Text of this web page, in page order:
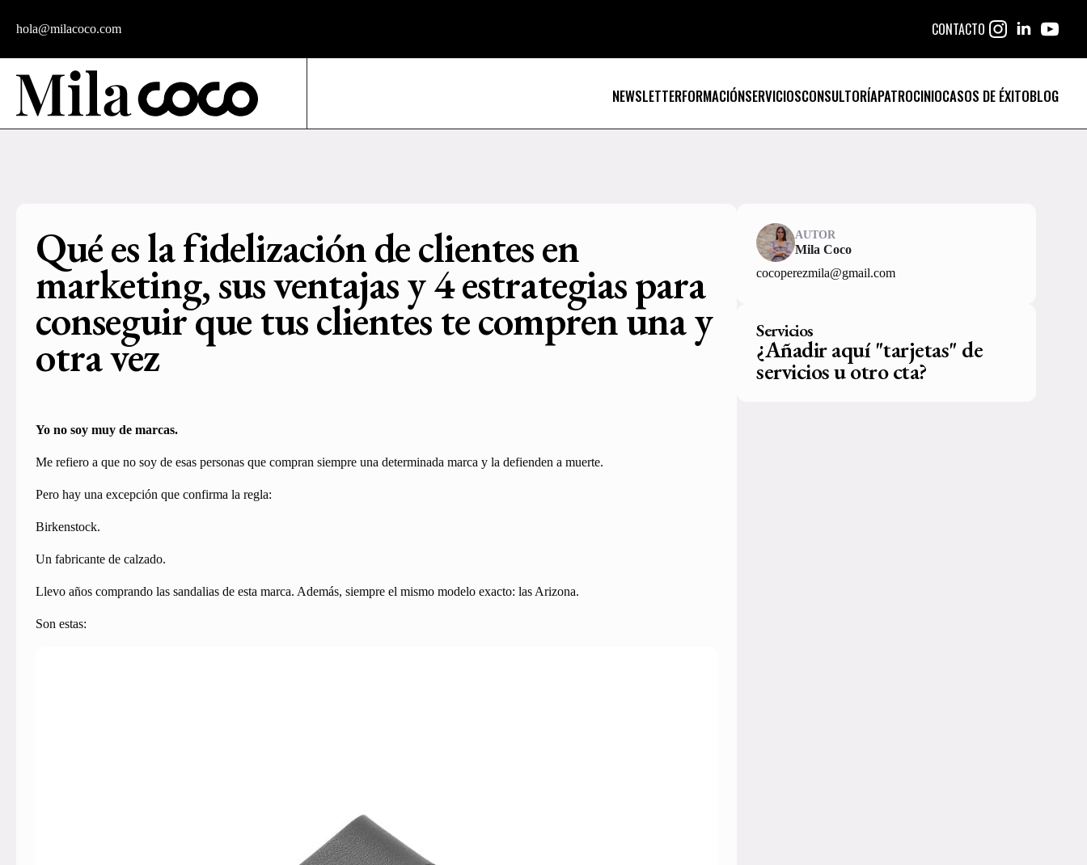
hola@milacoco.com CONTACTO
NEWSLETTERFORMACIÓNSERVICIOSCONSULTORÍAPATROCINIOCASOS DE ÉXITOBLOG
Qué es la fidelización de clientes en
marketing, sus ventajas y 4 estrategias para
conseguir que tus clientes te compren una y
otra vez
Yo no soy muy de marcas.
Me refiero a que no soy de esas personas que compran siempre una determinada marca y la defienden a muerte.
Pero hay una excepción que confirma la regla:
Birkenstock.
Un fabricante de calzado.
Llevo años comprando las sandalias de esta marca. Además, siempre el mismo modelo exacto: las Arizona.
Son estas:
AUTOR
Mila Coco
cocoperezmila@gmail.com
Servicios
¿Añadir aquí "tarjetas" de
servicios u otro cta?